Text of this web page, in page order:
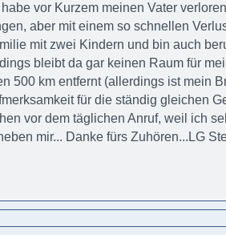
vor Kurzem meinen Vater
aber mit einem so schnellen
mit zwei Kindern und bin auch
bleibt da gar keinen Raum für
500 km entfernt (allerdings ist mein
für die ständig gleichen
vor dem täglichen Anruf, weil ich
mir... Danke fürs Zuhören...LG